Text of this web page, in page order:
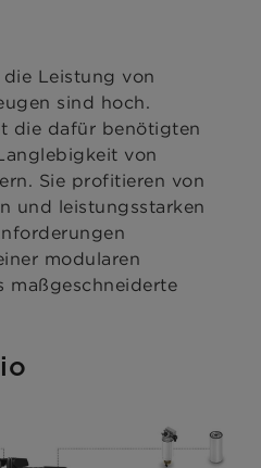
Leistung von
sind hoch.
die dafür benötigten
von
Sie profitieren von
und leistungsstarken
modularen
maßgeschneiderte